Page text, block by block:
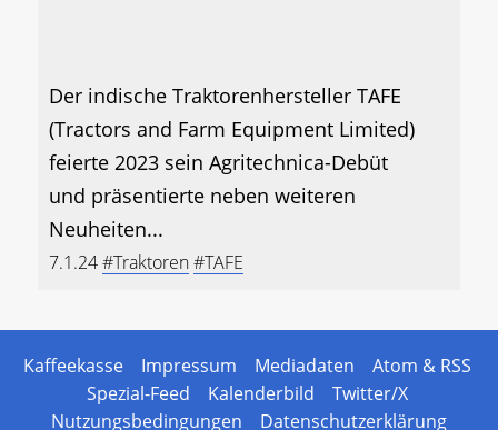
Der indische Traktorenhersteller TAFE
(Tractors and Farm Equipment Limited)
feierte 2023 sein Agritechnica-Debüt
und präsentierte neben weiteren
Neuheiten...
7.1.24#Traktoren#TAFE
Kaffeekasse Impressum Mediadaten
Atom & RSS
Spezial-Feed
Kalenderbild
Twitter/X
Nutzungsbedingungen
Datenschutzerklärung